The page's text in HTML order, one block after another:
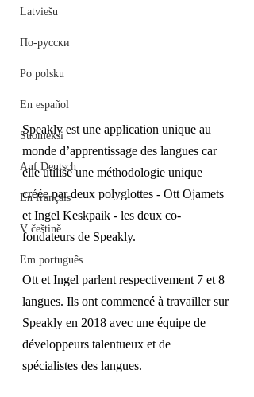
Latviešu
По-русски
Po polsku
En español
Suomeksi
Auf Deutsch
En français
V češtině
Em português
Speakly est une application unique au
monde d’apprentissage des langues car
elle utilise une méthodologie unique
créée par deux polyglottes - Ott Ojamets
et Ingel Keskpaik - les deux co-
fondateurs de Speakly.
Ott et Ingel parlent respectivement 7 et 8
langues. Ils ont commencé à travailler sur
Speakly en 2018 avec une équipe de
développeurs talentueux et de
spécialistes des langues.